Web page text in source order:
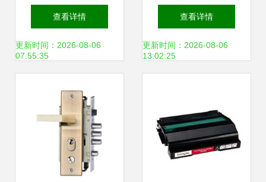
新Logo引领销售与
维修服务升级
查看详情
更新时间：2026-08-06
07:55:35
题 少城路东城根街
陕西街文翁路西御
与维修服务
查看详情
更新时间：2026-08-06
13:02:25